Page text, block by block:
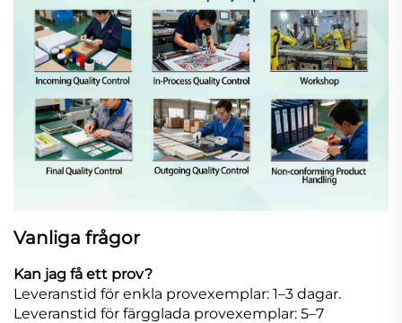
Vanliga frågor
Kan jag få ett prov?
Leveranstid för enkla provexemplar: 1–3 dagar.
Leveranstid för färgglada provexemplar: 5–7